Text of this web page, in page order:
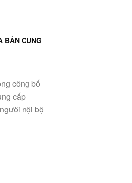
BẢN CUNG
công bố
cấp
nội bộ